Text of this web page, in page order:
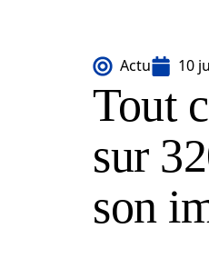
Actu 10
Tout
sur
son